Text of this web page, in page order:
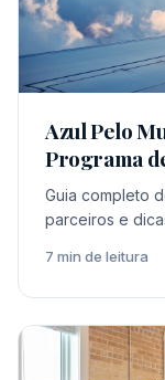
Azul Pelo
Programa
Guia completo
parceiros e
7 min de leitura